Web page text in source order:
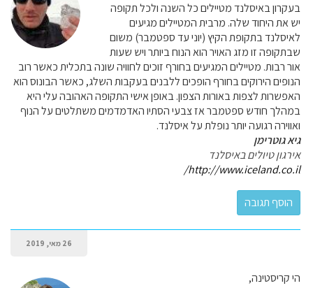
בעקרון באיסלנד מטיילים כל השנה ולכל תקופה
יש את היחוד שלה. מרבית המטיילים מגיעים
לאיסלנד בתקופת הקיץ (יוני עד ספטמבר) משום
שבתקופה זו מזג האויר הוא הנוח ביותר ויש שעות
אור רבות. מטיילים המגיעים בחורף זוכים לחוויה שונה בתכלית כאשר רוב
הנופים הירוקים בחורף הופכים ללבנים בעקבות השלג, כאשר הבונוס הוא
האפשרות לצפות באורות הצפון. באופן אישי התקופה האהובה עלי היא
במהלך חודש ספטמבר אז צבעי הסתיו האדמדמים משתלטים על הנוף
ואווירה רגועה יותר נופלת על איסלנד.
גיא גוטרימן
אירגון טיולים באיסלנד
http://www.iceland.co.il/
26 מאי, 2019
הי קריסטינה,